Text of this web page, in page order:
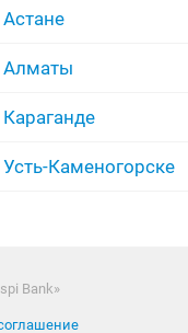
xiaomi
ipad 2
Алматы
Каменогорске
Bank»